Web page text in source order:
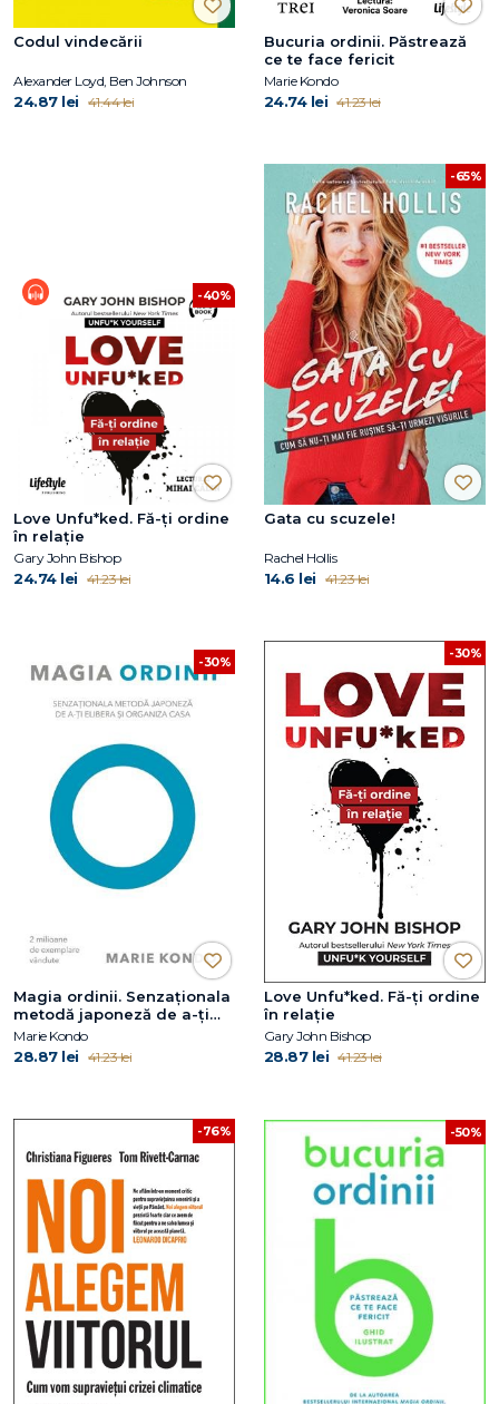
Codul vindecării
Alexander Loyd, Ben Johnson
24.87 lei 41.44 lei
Bucuria ordinii. Păstrează
ce te face fericit
Marie Kondo
24.74 lei 41.23 lei
-40%
Love Unfu*ked. Fă-ți ordine
în relație
Gary John Bishop
24.74 lei 41.23 lei
-65%
Gata cu scuzele!
Rachel Hollis
14.6 lei 41.23 lei
-30%
Magia ordinii. Senzaţionala
metodă japoneză de a-ţi
elibera şi organiza casa
Marie Kondo
28.87 lei 41.23 lei
-30%
Love Unfu*ked. Fă-ți ordine
în relație
Gary John Bishop
28.87 lei 41.23 lei
-76% -50%